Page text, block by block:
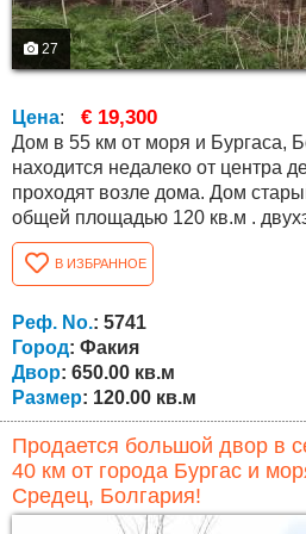
27
Цена: € 19,300
Дом в 55 км от моря и Бургаса, Болгария!
находится недалеко от центра
проходят возле дома. Дом старый и подлежит ремонту
общей площадью 120 кв.м . двухэтажный, на первом
этаже есть прихожая, две
втором - четыре комнаты и
Двор 650 кв.м. с возможностью
Деревня расположена в горах
популярных мест для...
В ИЗБРАННОЕ
Реф. No.: 5741
Город: Факия
Двор: 650.00 кв.м
Размер: 120.00 кв.м
Продается большой двор в
40 км от города Бургас и
Средец, Болгария!